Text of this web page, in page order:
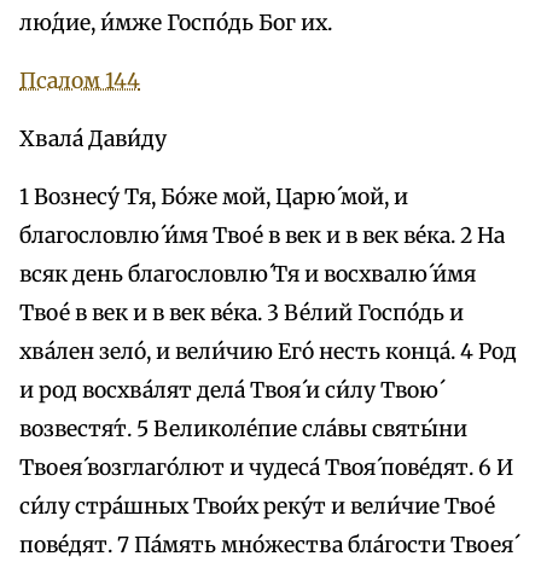
лю́дие, и́мже Госпо́дь Бог их.
Псалом 144
Хвала́ Дави́ду
1 Вознесу́ Тя, Бо́же мой, Царю́ мой, и
благословлю́ и́мя Твое́ в век и в век ве́ка. 2 На
всяк день благословлю́ Тя и восхвалю́ и́мя
Твое́ в век и в век ве́ка. 3 Ве́лий Госпо́дь и
хва́лен зело́, и вели́чию Его́ несть конца́. 4 Род
и род восхва́лят дела́ Твоя́ и си́лу Твою́
возвестя́т. 5 Великоле́пие сла́вы святы́ни
Твоея́ возглаго́лют и чудеса́ Твоя́ пове́дят. 6 И
си́лу стра́шных Твои́х реку́т и вели́чие Твое́
пове́дят. 7 Па́мять мно́жества бла́гости Твоея́